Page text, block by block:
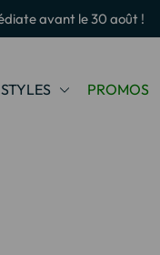
avant le 30 août !
STYLES PROMOS